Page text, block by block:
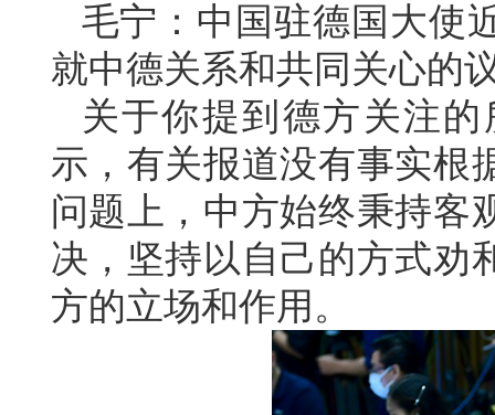
毛宁：中国驻德国大使
就中德关系和共同关心的
关于你提到德方关注
示，有关报道没有事实根
问题上，中方始终秉持客
决，坚持以自己的方式劝
方的立场和作用。